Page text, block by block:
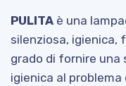
PULITA è una
silenziosa, igienica,
grado di fornire una
igienica al